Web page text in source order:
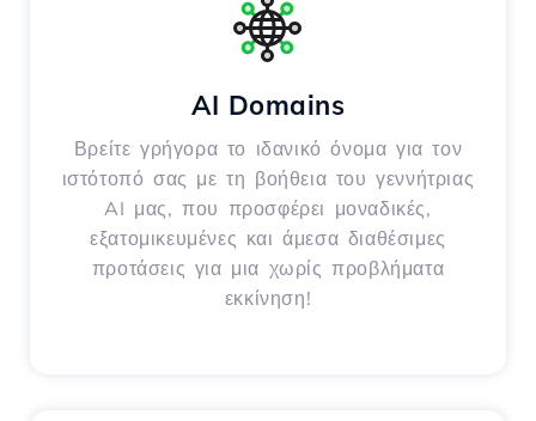
AI Domains
Βρείτε γρήγορα το ιδανικό όνομα για τον
ιστότοπό σας με τη βοήθεια του γεννήτριας
AI μας, που προσφέρει μοναδικές,
εξατομικευμένες και άμεσα διαθέσιμες
προτάσεις για μια χωρίς προβλήματα
εκκίνηση!